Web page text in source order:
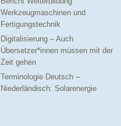
Werkzeugmaschinen und
Fertigungstechnik
Digitalisierung – Auch
Übersetzer*innen müssen mit der
Zeit gehen
Terminologie Deutsch –
Niederländisch: Solarenergie